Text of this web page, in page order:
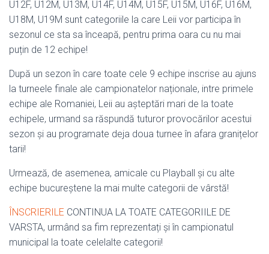
U12F, U12M, U13M, U14F, U14M, U15F, U15M, U16F, U16M,
U18M, U19M sunt categoriile la care Leii vor participa în
sezonul ce sta sa înceapă, pentru prima oara cu nu mai
puțin de 12 echipe!
După un sezon în care toate cele 9 echipe inscrise au ajuns
la turneele finale ale campionatelor naționale, intre primele
echipe ale Romaniei, Leii au așteptări mari de la toate
echipele, urmand sa răspundă tuturor provocărilor acestui
sezon și au programate deja doua turnee în afara granițelor
tarii!
Urmează, de asemenea, amicale cu Playball și cu alte
echipe bucureștene la mai multe categorii de vârstă!
ÎNSCRIERILE CONTINUA LA TOATE CATEGORIILE DE
VARSTA, urmând sa fim reprezentați și în campionatul
municipal la toate celelalte categorii!